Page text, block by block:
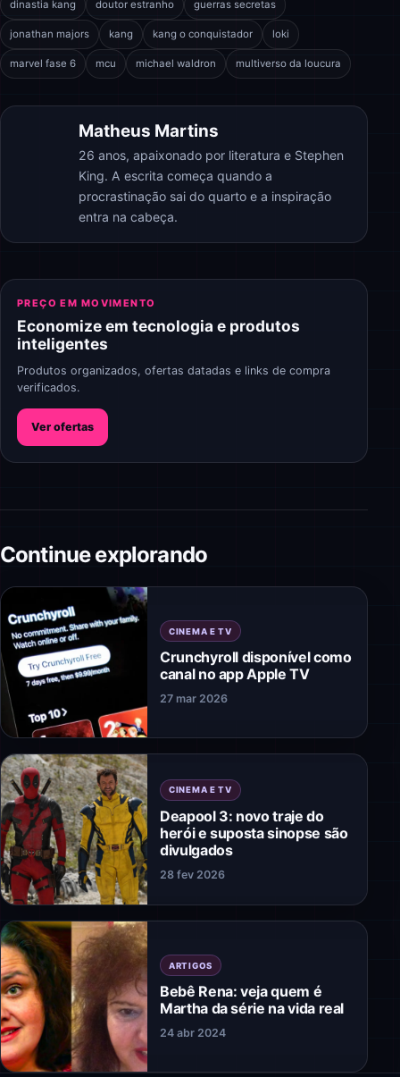
dinastia kang doutor estranho guerras secretas
jonathan majors kang kang o conquistador loki
marvel fase 6 mcu michael waldron multiverso da loucura
Matheus Martins
26 anos, apaixonado por literatura e Stephen
King. A escrita começa quando a
procrastinação sai do quarto e a inspiração
entra na cabeça.
PREÇO EM MOVIMENTO
Economize em tecnologia e produtos
inteligentes
Produtos organizados, ofertas datadas e links de compra
verificados.
Ver ofertas
Continue explorando
CINEMA E TV
Crunchyroll disponível como
canal no app Apple TV
27 mar 2026
CINEMA E TV
Deapool 3: novo traje do
herói e suposta sinopse são
divulgados
28 fev 2026
ARTIGOS
Bebê Rena: veja quem é
Martha da série na vida real
24 abr 2024